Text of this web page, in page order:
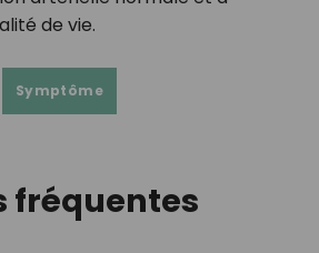
de vie.
Symptôme
fréquentes